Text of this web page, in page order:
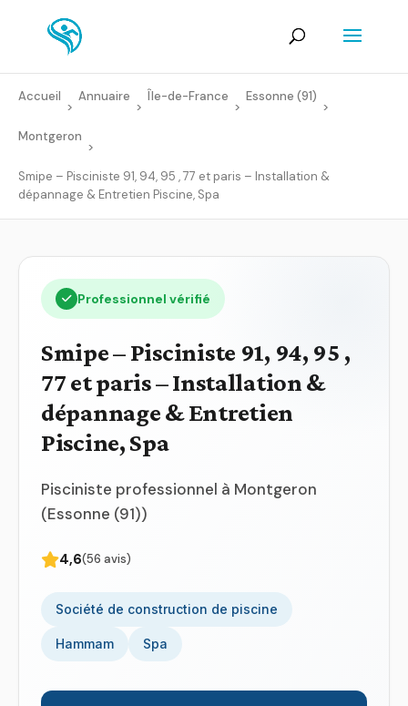
Accueil
>
Annuaire
>
Île-de-France
>
Essonne (91)
>
Montgeron
>
Smipe – Pisciniste 91, 94, 95 , 77 et paris – Installation &
dépannage & Entretien Piscine, Spa
Professionnel vérifié
Smipe – Pisciniste 91, 94, 95 ,
77 et paris – Installation &
dépannage & Entretien
Piscine, Spa
Pisciniste professionnel à Montgeron
(Essonne (91))
4,6(56 avis)
Société de construction de piscine
Hammam Spa